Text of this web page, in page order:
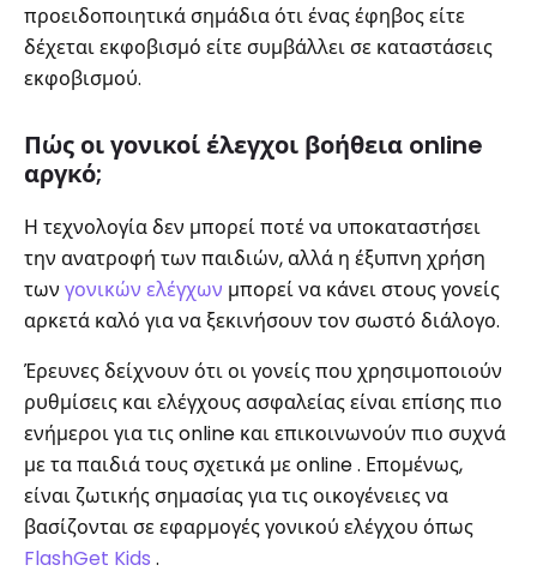
προειδοποιητικά σημάδια ότι ένας έφηβος είτε
δέχεται εκφοβισμό είτε συμβάλλει σε καταστάσεις
εκφοβισμού.
Πώς οι γονικοί έλεγχοι βοήθεια online
αργκό;
Η τεχνολογία δεν μπορεί ποτέ να υποκαταστήσει
την ανατροφή των παιδιών, αλλά η έξυπνη χρήση
των γονικών ελέγχων μπορεί να κάνει στους γονείς
αρκετά καλό για να ξεκινήσουν τον σωστό διάλογο.
Έρευνες δείχνουν ότι οι γονείς που χρησιμοποιούν
ρυθμίσεις και ελέγχους ασφαλείας είναι επίσης πιο
ενήμεροι για τις online και επικοινωνούν πιο συχνά
με τα παιδιά τους σχετικά με online . Επομένως,
είναι ζωτικής σημασίας για τις οικογένειες να
βασίζονται σε εφαρμογές γονικού ελέγχου όπως
FlashGet Kids .